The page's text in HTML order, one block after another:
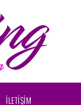
İLETİŞİM